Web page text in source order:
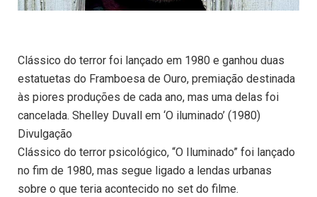
Clássico do terror foi lançado em 1980 e ganhou duas
estatuetas do Framboesa de Ouro, premiação destinada
às piores produções de cada ano, mas uma delas foi
cancelada. Shelley Duvall em ‘O iluminado’ (1980)
Divulgação
Clássico do terror psicológico, “O Iluminado” foi lançado
no fim de 1980, mas segue ligado a lendas urbanas
sobre o que teria acontecido no set do filme.